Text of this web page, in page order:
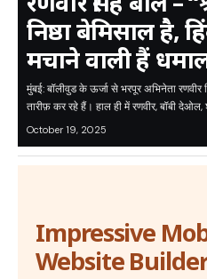
निष्ठा बेमिसाल है,
मचाने वाली हैं
मुंबई: बॉलीवुड के ऊर्जा से भरपूर अभिनेता
तारीफ़ कर रहे हैं। हाल ही में रणवीर, बॉबी
October 19, 2025
Impressive
Website